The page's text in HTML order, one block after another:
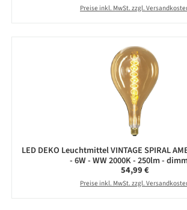
Preise inkl. MwSt. zzgl.
LED DEKO Leuchtmittel VINTAGE SPIRAL
- 6W - WW 2000K - 250lm -
Regulärer Preis:
54,99 €
Preise inkl. MwSt. zzgl.